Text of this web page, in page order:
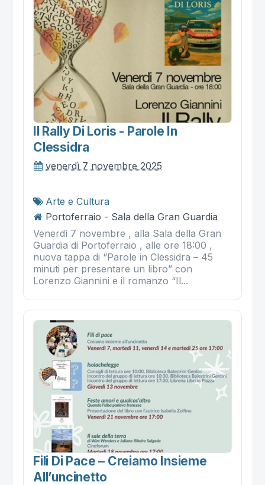
Il Rally Di Loris - Parole In
Clessidra
venerdì 7 novembre 2025
Arte e Cultura
Portoferraio - Sala della Gran Guardia
Venerdì 7 novembre , alla Sala della Gran
Guardia di Portoferraio , alle ore 18:00 ,
nuova tappa di “Parole in Clessidra – 45
minuti per presentare un libro” con
Lorenzo Giannini e il romanzo “Il...
Fili Di Pace – Creiamo Insieme
All’uncinetto